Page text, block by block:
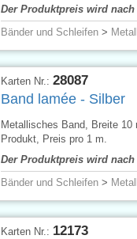
Der Produktpreis wird
Bänder und Schleifen>
Karten Nr.: 28087
Band lamée - Silber
Metallisches Band, Breite
Produkt, Preis pro 1 m.
Der Produktpreis wird
Bänder und Schleifen>
Karten Nr.: 12173